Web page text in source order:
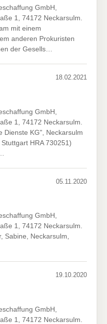
GmbH,
1, 74172 Neckarsulm.
mit einem
anderen Prokuristen
der Gesells…
18.02.2021
GmbH,
1, 74172 Neckarsulm.
Dienste KG", Neckarsulm
HRA 730251)
05.11.2020
GmbH,
1, 74172 Neckarsulm.
Sabine, Neckarsulm,
19.10.2020
GmbH,
1, 74172 Neckarsulm.